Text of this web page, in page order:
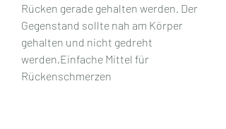
Rücken gerade gehalten werden. Der
Gegenstand sollte nah am Körper
gehalten und nicht gedreht
werden,Einfache Mittel für
Rückenschmerzen